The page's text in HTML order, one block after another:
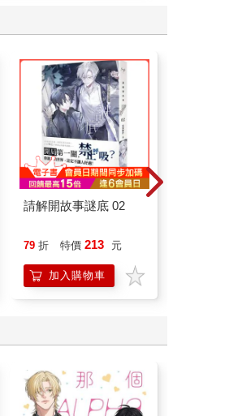
請解開故事謎底 02
79 折 特價 213 元
加入購物車